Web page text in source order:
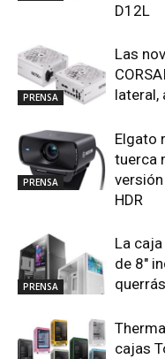
D12L
PRENSA
Las
lateral,
PRENSA
Elgato
tuerca
HDR
PRENSA
La
de 8″
cajas